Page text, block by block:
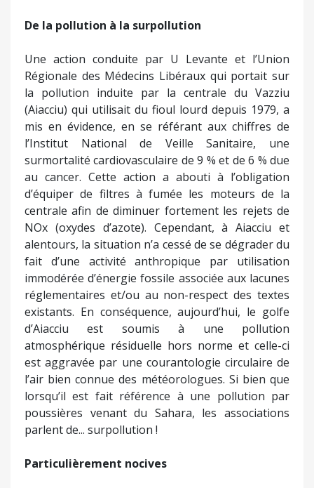
De la pollution à la surpollution
Une action conduite par U Levante et l’Union
Régionale des Médecins Libéraux qui portait sur
la pollution induite par la centrale du Vazziu
(Aiacciu) qui utilisait du fioul lourd depuis 1979, a
mis en évidence, en se référant aux chiffres de
l’Institut National de Veille Sanitaire, une
surmortalité cardiovasculaire de 9 % et de 6 % due
au cancer. Cette action a abouti à l’obligation
d’équiper de filtres à fumée les moteurs de la
centrale afin de diminuer fortement les rejets de
NOx (oxydes d’azote). Cependant, à Aiacciu et
alentours, la situation n’a cessé de se dégrader du
fait d’une activité anthropique par utilisation
immodérée d’énergie fossile associée aux lacunes
réglementaires et/ou au non-respect des textes
existants. En conséquence, aujourd’hui, le golfe
d’Aiacciu est soumis à une pollution
atmosphérique résiduelle hors norme et celle-ci
est aggravée par une courantologie circulaire de
l’air bien connue des météorologues. Si bien que
lorsqu’il est fait référence à une pollution par
poussières venant du Sahara, les associations
parlent de... surpollution !
Particulièrement nocives